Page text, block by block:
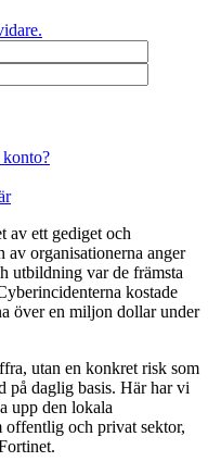
konto?
av ett gediget och
av organisationerna anger
utbildning var de främsta
kostade
över en miljon dollar under
utan en konkret risk som
på daglig basis. Här har vi
upp den lokala
offentlig och privat sektor,